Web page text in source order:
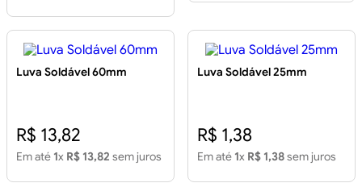
Luva Soldável 60mm
R$ 13,82
Em até 1x R$ 13,82 sem juros
Luva Soldável 25mm
R$ 1,38
Em até 1x R$ 1,38sem juros